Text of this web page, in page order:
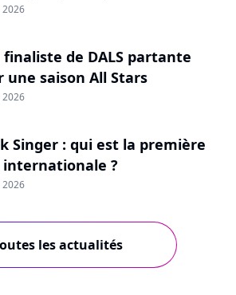
2026
finaliste de DALS partante
une saison All Stars
2026
Singer : qui est la première
?
2026
les actualités